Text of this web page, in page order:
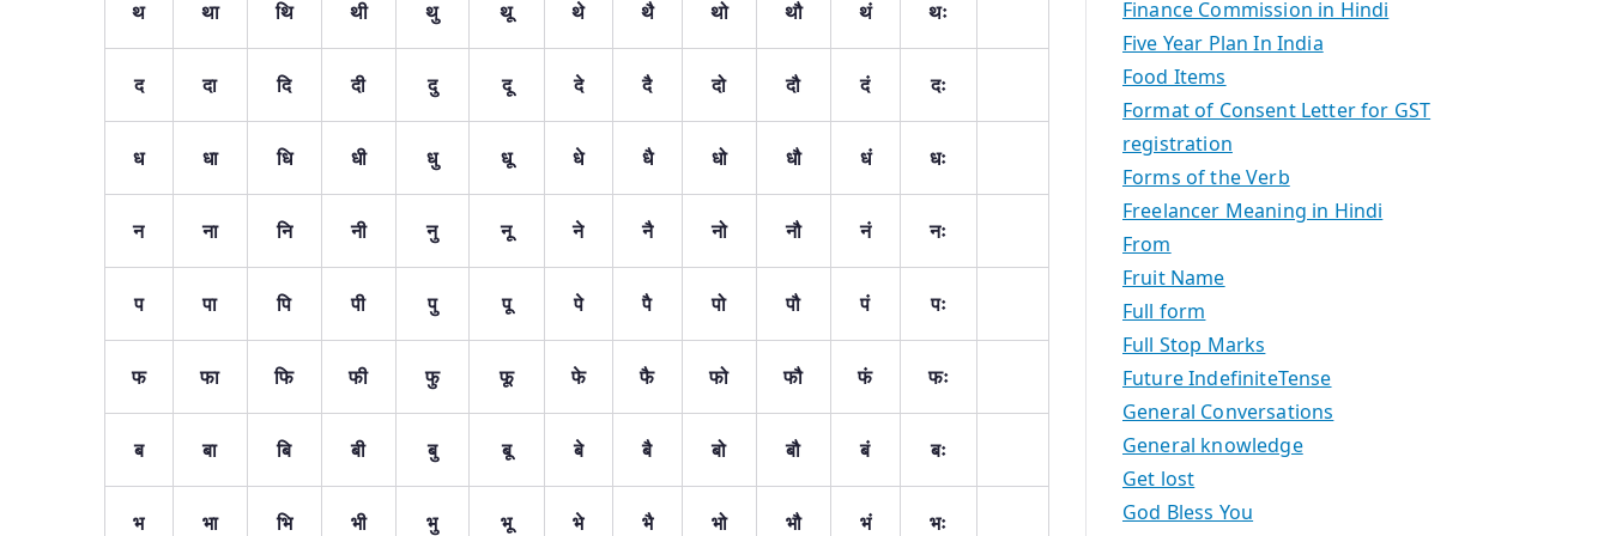
थ था थि थी थु थू थे थै थो थौ थं थः
द दा दि दी दु दू दे दै दो दौ दं दः
ध धा धि धी धु धू धे धै धो धौ धं धः
न ना नि नी नु नू ने नै नो नौ नं नः
प पा पि पी पु पू पे पै पो पौ पं पः
फ फा फि फी फु फू फे फै फो फौ फं फः
ब बा बि बी बु बू बे बै बो बौ बं बः
भ भा भि भी भु भू भे भै भो भौ भं भः
Finance Commission in Hindi
Five Year Plan In India
Food Items
Format of Consent Letter for GST
registration
Forms of the Verb
Freelancer Meaning in Hindi
From
Fruit Name
Full form
Full Stop Marks
Future IndefiniteTense
General Conversations
General knowledge
Get lost
God Bless You